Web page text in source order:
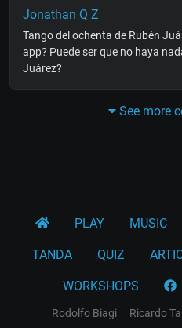
Jonathan Q Z
Tango del ochenta de Rubén
app? Puede ser que no haya
Juárez?
See more
PLAY MUSIC
TANDA QUIZ
WORKSHOPS
Rodolfo Biagi Ricardo